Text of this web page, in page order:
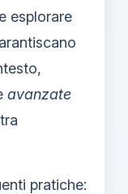
esplorare
avanzate
pratiche: